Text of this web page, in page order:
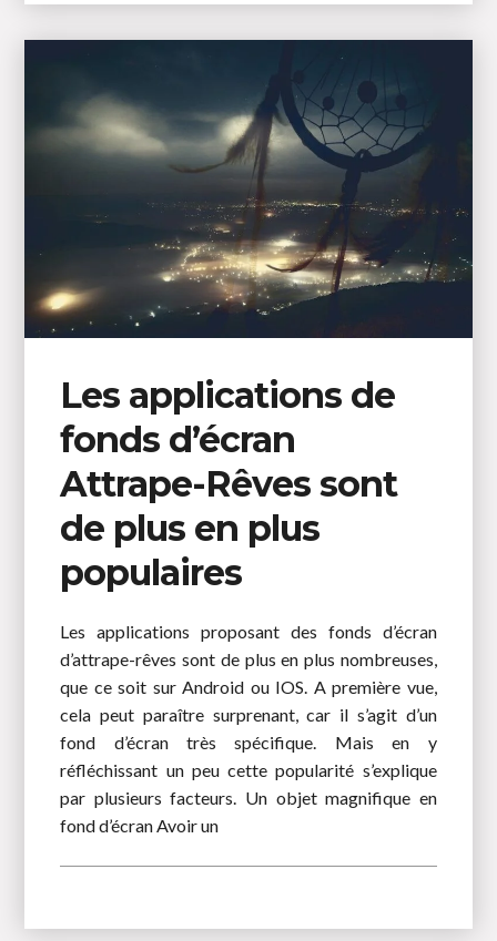
Les applications de
fonds d’écran
Attrape-Rêves sont
de plus en plus
populaires
Les applications proposant des fonds d’écran
d’attrape-rêves sont de plus en plus nombreuses,
que ce soit sur Android ou IOS. A première vue,
cela peut paraître surprenant, car il s’agit d’un
fond d’écran très spécifique. Mais en y
réfléchissant un peu cette popularité s’explique
par plusieurs facteurs. Un objet magnifique en
fond d’écran Avoir un